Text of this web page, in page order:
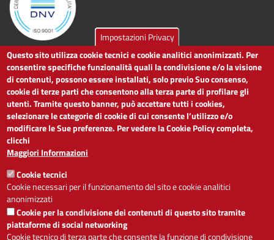
LINK UTILI
Dichiarazione di accessibilità
Obiettivi di accessibilità
Segnalaci problemi di accessibilità
Note legali
Privacy
Accesso riservato
ACCESSIBILITÀ
- A +
Impostazioni Privacy
Questo sito utilizza cookie tecnici e cookie analitici anonimizzati. Per
consentire specifiche funzionalità quali la condivisione e/o la visione
di contenuti, possono essere installati, solo previo Suo consenso,
cookie di terze parti che consentono alla terza parte di profilare gli
utenti. Tramite questo banner, può accettare tutti i cookies,
selezionare le categorie di cookie di cui consente l’utilizzo e/o
modificare le Sue preferenze. Per vedere la Cookie Policy completa,
clicchi
Maggiori Informazioni
Cookie tecnici
Cookie necessari per il funzionamento del sito e cookie analitici
anonimizzati
Cookie per la condivisione dei contenuti di questo sito tramite
piattaforme di social networking
Cookie tecnico di terza parte che consente la funzione di condivisione